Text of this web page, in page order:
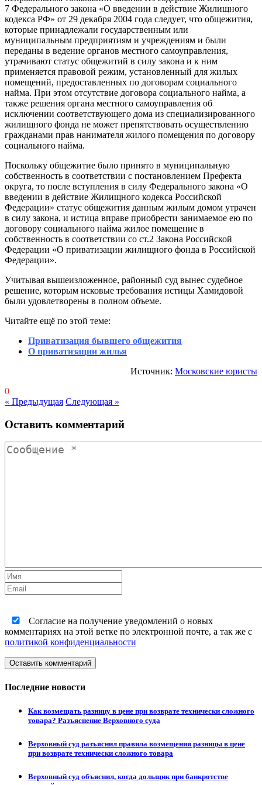
7 Федерального закона «О введении в действие Жилищного
кодекса РФ» от 29 декабря 2004 года следует, что общежития,
которые принадлежали государственным или
муниципальным предприятиям и учреждениям и были
переданы в ведение органов местного самоуправления,
утрачивают статус общежитий в силу закона и к ним
применяется правовой режим, установленный для жилых
помещений, предоставленных по договорам социального
найма. При этом отсутствие договора социального найма, а
также решения органа местного самоуправления об
исключении соответствующего дома из специализированного
жилищного фонда не может препятствовать осуществлению
гражданами прав нанимателя жилого помещения по договору
социального найма.
Поскольку общежитие было принято в муниципальную
собственность в соответствии с постановлением Префекта
округа, то после вступления в силу Федерального закона «О
введении в действие Жилищного кодекса Российской
Федерации» статус общежития данным жилым домом утрачен
в силу закона, и истица вправе приобрести занимаемое ею по
договору социального найма жилое помещение в
собственность в соответствии со ст.2 Закона Российской
Федерации «О приватизации жилищного фонда в Российской
Федерации».
Учитывая вышеизложенное, районный суд вынес судебное
решение, которым исковые требования истицы Хамидовой
были удовлетворены в полном объеме.
Читайте ещё по этой теме:
Приватизация бывшего общежития
О приватизации жилья
Источник: Московские юристы
0
« Предыдущая Следующая »
Оставить комментарий
Согласие на получение уведомлений о новых
комментариях на этой ветке по электронной почте, а так же с
политикой конфиденциальности
Оставить комментарий
Последние новости
Как возмещать разницу в цене при возврате технически сложного
товара? Разъяснение Верховного суда
Верховный суд разъяснил правила возмещения разницы в цене
при возврате технически сложного товара
Верховный суд объяснил, когда дольщик при банкротстве